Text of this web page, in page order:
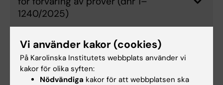
1240/2025)
Uppdrag MAX IV/ESS
informationsinsatser 2026 (dnr 2-
4832/2025)
Vi använder kakor (cookies)
På Karolinska Institutets webbplats använder vi
kakor för olika syften:
Nödvändiga kakor för att webbplatsen ska